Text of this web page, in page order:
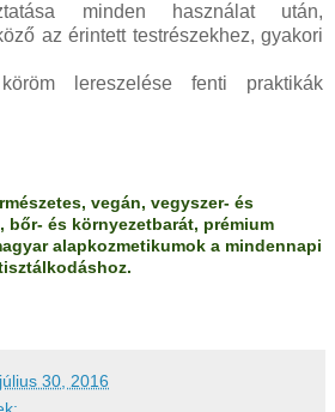
minden használat után,
az érintett testrészekhez, gyakori
lereszelése fenti praktikák
vegán, vegyszer- és
bőr- és környezetbarát, prémium
alapkozmetikumok a mindennapi
30, 2016